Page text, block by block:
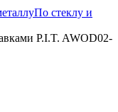
По стеклу и
P.I.T. AWOD02-